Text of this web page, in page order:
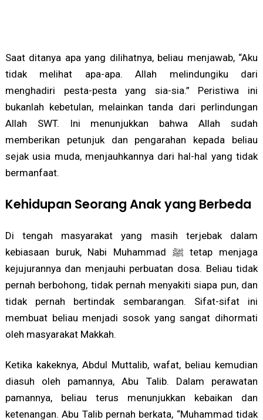
Saat ditanya apa yang dilihatnya, beliau menjawab, “Aku
tidak melihat apa-apa. Allah melindungiku dari
menghadiri pesta-pesta yang sia-sia.” Peristiwa ini
bukanlah kebetulan, melainkan tanda dari perlindungan
Allah SWT. Ini menunjukkan bahwa Allah sudah
memberikan petunjuk dan pengarahan kepada beliau
sejak usia muda, menjauhkannya dari hal-hal yang tidak
bermanfaat.
Kehidupan Seorang Anak yang Berbeda
Di tengah masyarakat yang masih terjebak dalam
kebiasaan buruk, Nabi Muhammad ﷺ tetap menjaga
kejujurannya dan menjauhi perbuatan dosa. Beliau tidak
pernah berbohong, tidak pernah menyakiti siapa pun, dan
tidak pernah bertindak sembarangan. Sifat-sifat ini
membuat beliau menjadi sosok yang sangat dihormati
oleh masyarakat Makkah.
Ketika kakeknya, Abdul Muttalib, wafat, beliau kemudian
diasuh oleh pamannya, Abu Talib. Dalam perawatan
pamannya, beliau terus menunjukkan kebaikan dan
ketenangan. Abu Talib pernah berkata, “Muhammad tidak